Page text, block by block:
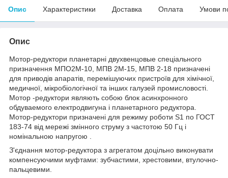
Опис Характеристики Доставка Оплата Умови
Опис
Мотор-редуктори планетарні двухвенцовые спеціального
призначення МПО2М-10, МПВ 2М-15, МПВ 2-18 призначені
для приводів апаратів, перемішуючих пристроїв для хімічної,
медичної, мікробіологічної та інших галузей промисловості.
Мотор -редуктори являють собою блок асинхронного
обдуваемого електродвигуна і планетарного редуктора.
Мотор-редуктори призначені для режиму роботи S1 по ГОСТ
183-74 від мережі змінного струму з частотою 50 Гц і
номінальною напругою .
З'єднання мотор-редуктора з агрегатом доцільно виконувати
компенсуючими муфтами: зубчастими, хрестовими, втулочно-
пальцевими.